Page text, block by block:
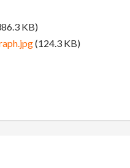
KB)
(124.3 KB)